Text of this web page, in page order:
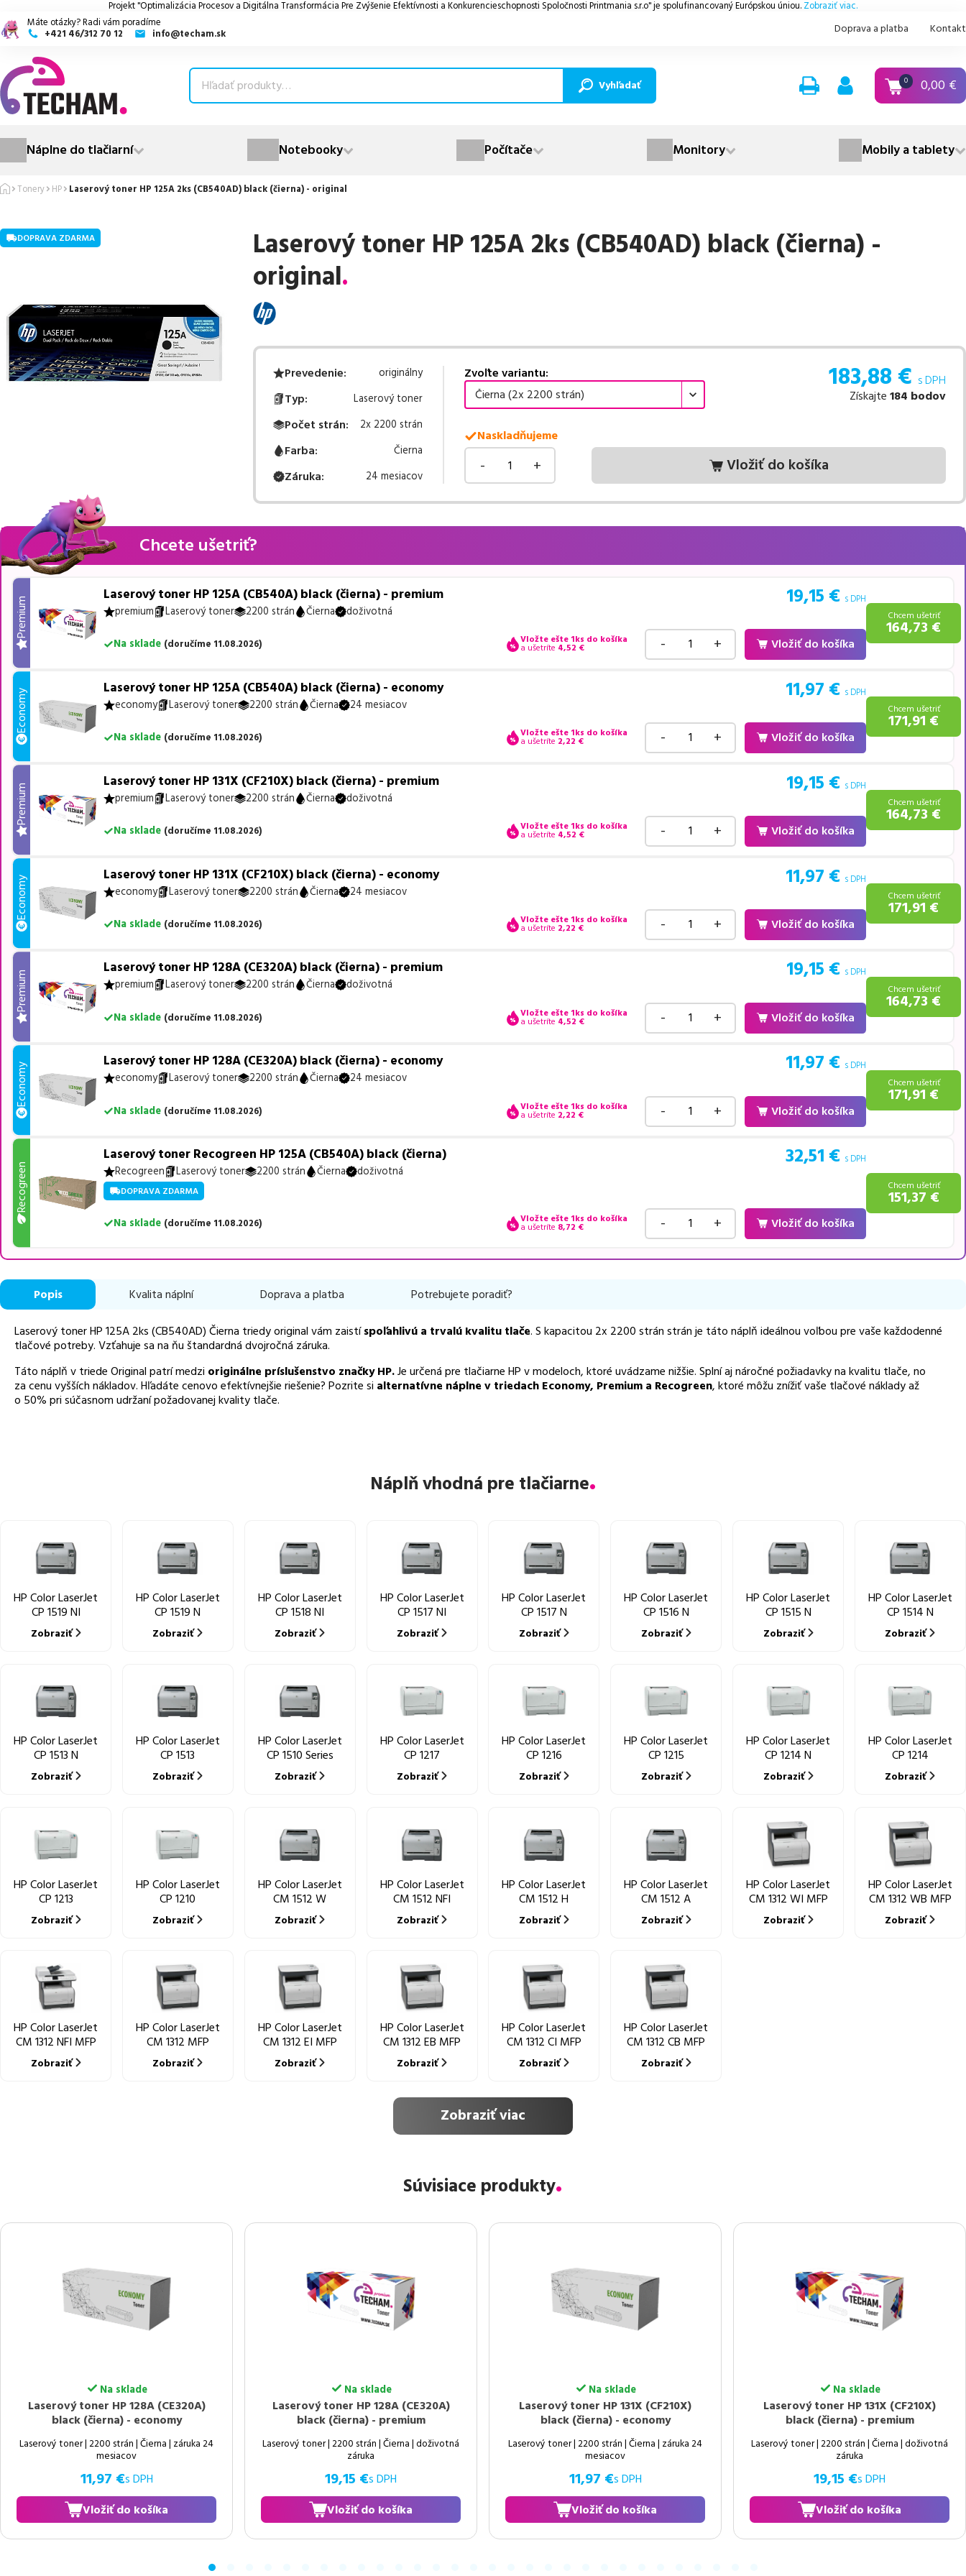
Projekt "Optimalizácia Procesov a Digitálna Transformácia Pre Zvýšenie Efektívnosti a Konkurencieschopnosti Spoločnosti Printmania s.r.o" je spolufinancovaný Európskou úniou. Zobraziť viac.
Máte otázky? Radi vám poradíme
+421 46/312 70 12
info@techam.sk Doprava a platba Kontakt
Vyhľadať 0 0,00 €
Náplne do tlačiarní Notebooky Počítače Monitory Mobily a tablety
Tonery HP Laserový toner HP 125A 2ks (CB540AD) black (čierna) - original
DOPRAVA ZDARMA
Laserový toner HP 125A 2ks (CB540AD) black (čierna) -
original.
Prevedenie: originálny
Typ: Laserový toner
Počet strán: 2x 2200 strán
Farba: Čierna
Záruka: 24 mesiacov
Zvoľte variantu:
Čierna (2x 2200 strán)
183,88 € s DPH
Získajte 184 bodov
Naskladňujeme
- + Vložiť do košíka
Chcete ušetriť?
Premium
Laserový toner HP 125A (CB540A) black (čierna) - premium 19,15 € s DPH
premium Laserový toner 2200 strán Čierna doživotná
Na sklade (doručíme 11.08.2026) Vložte ešte 1ks do košíka
a ušetríte 4,52 € - + Vložiť do košíka
Chcem ušetriť
164,73 €
Economy
Laserový toner HP 125A (CB540A) black (čierna) - economy 11,97 € s DPH
economy Laserový toner 2200 strán Čierna 24 mesiacov
Na sklade (doručíme 11.08.2026) Vložte ešte 1ks do košíka
a ušetríte 2,22 € - + Vložiť do košíka
Chcem ušetriť
171,91 €
Premium
Laserový toner HP 131X (CF210X) black (čierna) - premium 19,15 € s DPH
premium Laserový toner 2200 strán Čierna doživotná
Na sklade (doručíme 11.08.2026) Vložte ešte 1ks do košíka
a ušetríte 4,52 € - + Vložiť do košíka
Chcem ušetriť
164,73 €
Economy
Laserový toner HP 131X (CF210X) black (čierna) - economy 11,97 € s DPH
economy Laserový toner 2200 strán Čierna 24 mesiacov
Na sklade (doručíme 11.08.2026) Vložte ešte 1ks do košíka
a ušetríte 2,22 € - + Vložiť do košíka
Chcem ušetriť
171,91 €
Premium
Laserový toner HP 128A (CE320A) black (čierna) - premium 19,15 € s DPH
premium Laserový toner 2200 strán Čierna doživotná
Na sklade (doručíme 11.08.2026) Vložte ešte 1ks do košíka
a ušetríte 4,52 € - + Vložiť do košíka
Chcem ušetriť
164,73 €
Economy
Laserový toner HP 128A (CE320A) black (čierna) - economy 11,97 € s DPH
economy Laserový toner 2200 strán Čierna 24 mesiacov
Na sklade (doručíme 11.08.2026) Vložte ešte 1ks do košíka
a ušetríte 2,22 € - + Vložiť do košíka
Chcem ušetriť
171,91 €
Recogreen
Laserový toner Recogreen HP 125A (CB540A) black (čierna) 32,51 € s DPH
Recogreen Laserový toner 2200 strán Čierna doživotná
DOPRAVA ZDARMA
Na sklade (doručíme 11.08.2026) Vložte ešte 1ks do košíka
a ušetríte 8,72 € - + Vložiť do košíka
Chcem ušetriť
151,37 €
Popis Kvalita náplní Doprava a platba Potrebujete poradiť?
Laserový toner HP 125A 2ks (CB540AD) Čierna triedy original vám zaistíspoľahlivú a trvalú kvalitu tlače. S kapacitou 2x 2200 strán strán je táto náplň ideálnou voľbou pre vaše každodenné
tlačové potreby. Vzťahuje sa na ňu štandardná dvojročná záruka.
Táto náplň v triede Original patrí medzi originálne príslušenstvo značky HP.Je určená pre tlačiarne HP v modeloch, ktoré uvádzame nižšie. Splní aj náročné požiadavky na kvalitu tlače, no
za cenu vyšších nákladov. Hľadáte cenovo efektívnejšie riešenie? Pozrite si alternatívne náplne v triedach Economy, Premium a Recogreen, ktoré môžu znížiť vaše tlačové náklady až
o 50% pri súčasnom udržaní požadovanej kvality tlače.
Náplň vhodná pre tlačiarne
HP Color LaserJet
CP 1519 NI
Zobraziť
HP Color LaserJet
CP 1519 N
Zobraziť
HP Color LaserJet
CP 1518 NI
Zobraziť
HP Color LaserJet
CP 1517 NI
Zobraziť
HP Color LaserJet
CP 1517 N
Zobraziť
HP Color LaserJet
CP 1516 N
Zobraziť
HP Color LaserJet
CP 1515 N
Zobraziť
HP Color LaserJet
CP 1514 N
Zobraziť
HP Color LaserJet
CP 1513 N
Zobraziť
HP Color LaserJet
CP 1513
Zobraziť
HP Color LaserJet
CP 1510 Series
Zobraziť
HP Color LaserJet
CP 1217
Zobraziť
HP Color LaserJet
CP 1216
Zobraziť
HP Color LaserJet
CP 1215
Zobraziť
HP Color LaserJet
CP 1214 N
Zobraziť
HP Color LaserJet
CP 1214
Zobraziť
HP Color LaserJet
CP 1213
Zobraziť
HP Color LaserJet
CP 1210
Zobraziť
HP Color LaserJet
CM 1512 W
Zobraziť
HP Color LaserJet
CM 1512 NFI
Zobraziť
HP Color LaserJet
CM 1512 H
Zobraziť
HP Color LaserJet
CM 1512 A
Zobraziť
HP Color LaserJet
CM 1312 WI MFP
Zobraziť
HP Color LaserJet
CM 1312 WB MFP
Zobraziť
HP Color LaserJet
CM 1312 NFI MFP
Zobraziť
HP Color LaserJet
CM 1312 MFP
Zobraziť
HP Color LaserJet
CM 1312 EI MFP
Zobraziť
HP Color LaserJet
CM 1312 EB MFP
Zobraziť
HP Color LaserJet
CM 1312 CI MFP
Zobraziť
HP Color LaserJet
CM 1312 CB MFP
Zobraziť
Zobraziť viac
Súvisiace produkty
Na sklade
Laserový toner HP 128A (CE320A)
black (čierna) - premium
Laserový toner | 2200 strán | Čierna | doživotná
záruka
19,15 € s DPH
Vložiť do košíka
Na sklade
Laserový toner HP 131X (CF210X)
black (čierna) - economy
Laserový toner | 2200 strán | Čierna | záruka 24
mesiacov
11,97 € s DPH
Vložiť do košíka
Na sklade
Laserový toner HP 131X (CF210X)
black (čierna) - premium
Laserový toner | 2200 strán | Čierna | doživotná
záruka
19,15 € s DPH
Vložiť do košíka
Na sklade
Laserový toner HP 125A (CB540A)
black (čierna) - economy
Laserový toner | 2200 strán | Čierna | záruka 24
mesiacov
11,97 € s DPH
Vložiť do košíka